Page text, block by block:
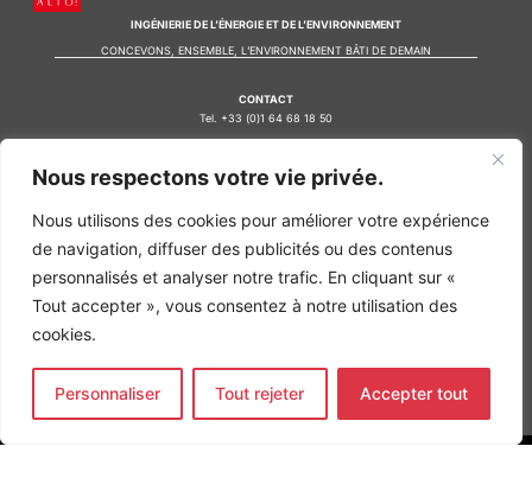
Nous respectons votre vie privée.
Nous utilisons des cookies pour améliorer votre expérience
de navigation, diffuser des publicités ou des contenus
personnalisés et analyser notre trafic. En cliquant sur «
Tout accepter », vous consentez à notre utilisation des
cookies.
Personnaliser Tout rejeter Accepter tout
INGÉNIERIE DE L’ÉNERGIE ET DE L’ENVIRONNEMENT
CONCEVONS, ENSEMBLE, L’ENVIRONNEMENT BÂTI DE DEMAIN
CONTACT
Tel. +33 (0)1 64 68 18 50
L
n
e
d
i
n
-
i
I
s
a
g
r
a
m
F
c
b
o
o
-
f
Bureau d'études Île de France
Bureau d'études Bordeaux
Bureau d'études Lyon
L
i
n
I
n
s
F
c